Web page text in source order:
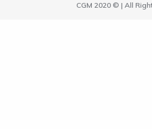
CGM 2020 ©​ | All